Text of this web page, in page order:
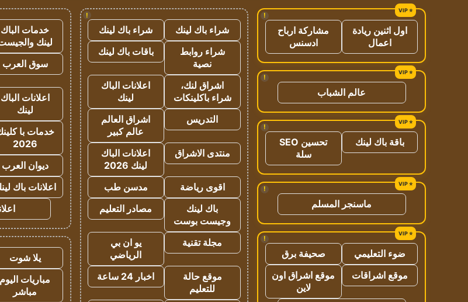
!
اول اثنين ريادة
اعمال
مشاركة ارباح
ادسنس
!
عالم الشباب
!
باقة باك لينك
تحسين SEO
سلة
!
ماسنجر المسلم
!
ضوء التعليمي
صحيفة برق
موقع اشراقات
موقع اشراق اون
لاين
!
شراء باك لينك
شراء باك لينك
شراء روابط
نصية
باقات باك لينك
اشراق لنك،
شراء باكلينكات
اعلانات الباك
لينك
التدريس
اشراق العالم
عالم كبير
منتدى الاشراق
اعلانات الباك
لينك 2026
اقوى رياضة
مدسن طب
باك لينك
وجيست بوست
مصادر التعليم
مجلة تقنية
يو ان بي
الرياضي
موقع حالة
للتعليم
اخبار 24 ساعة
خدمات الباك
لينك
سوق العرب
اعلانات الباك
لينك
خدمات با
2026
ديوان العرب
اعلانات باك
يلا شوت
مباريات اليوم
مباشر